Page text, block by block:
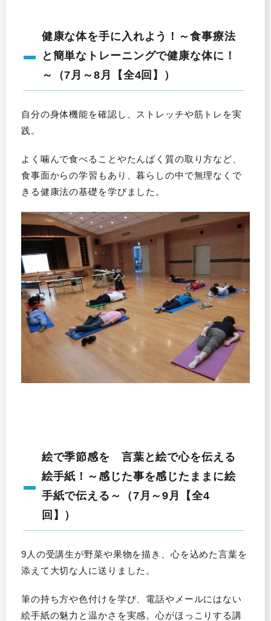
健康な体を手に入れよう！～食事療法
と簡単なトレーニングで健康な体に！
～（7月～8月【全4回】）
自分の身体機能を確認し、ストレッチや筋トレを実
践。
よく噛んで食べることやたんぱく質の取り方など、
食事面からの学習もあり、暮らしの中で無理なくで
きる健康法の基礎を学びました。
絵で季節感を 言葉と絵で心を伝える
絵手紙！～感じた事を感じたままに絵
手紙で伝える～（7月～9月【全4
回】）
9人の受講生が野菜や果物を描き、心を込めた言葉を
添えて大切な人に送りました。
筆の持ち方や色付けを学び、電話やメールにはない
絵手紙の魅力と温かさを実感。心がほっこりする講